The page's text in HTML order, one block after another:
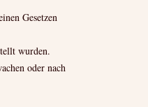
Gesetzen
wurden.
oder nach